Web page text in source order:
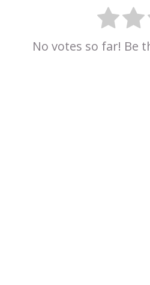
No votes so far! Be